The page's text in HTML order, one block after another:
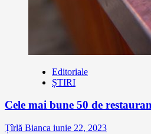
Editoriale
ȘTIRI
Cele mai bune 50 de
Țîrlă Bianca iunie 22, 2023